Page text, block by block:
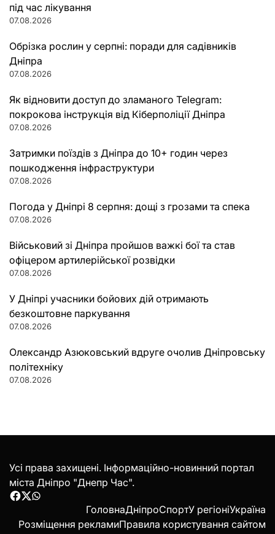
під час лікування
07.08.2026
Обрізка рослин у серпні: поради для садівників
Дніпра
07.08.2026
Як відновити доступ до зламаного Telegram:
покрокова інструкція від Кіберполіції Дніпра
07.08.2026
Затримки поїздів з Дніпра до 10+ годин через
пошкодження інфраструктури
07.08.2026
Погода у Дніпрі 8 серпня: дощі з грозами та спека
07.08.2026
Військовий зі Дніпра пройшов важкі бої та став
офіцером артилерійської розвідки
07.08.2026
У Дніпрі учасники бойових дій отримають
безкоштовне паркування
07.08.2026
Олександр Азюковський вдруге очолив Дніпровську
політехніку
07.08.2026
Усі права захищені. Інформаційно-новинний портал
міста Дніпро "Днепр Час".
Facebook
Twitter
WhatsApp
ГоловнаДніпроСпортУ регіоніУкраїна
Розміщення рекламиПравила користування сайтом